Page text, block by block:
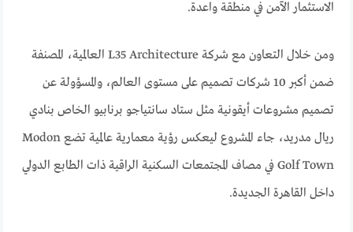
الاستثمار الآمن في منطقة واعدة.
ومن خلال التعاون مع شركة L35 Architecture العالمية، المصنفة
ضمن أكبر 10 شركات تصميم على مستوى العالم، والمسؤولة عن
تصميم مشروعات أيقونية مثل ستاد سانتياجو برنابيو الخاص بنادي
ريال مدريد، جاء المشروع ليعكس رؤية معمارية عالمية تضع Modon
Golf Town في مصاف المجتمعات السكنية الراقية ذات الطابع الدولي
داخل القاهرة الجديدة.